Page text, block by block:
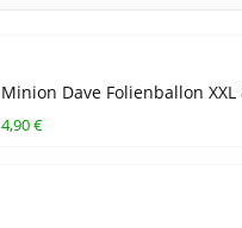
Minion Dave Folienballon XXL
4,90 €